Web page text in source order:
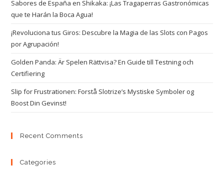
Sabores de España en Shikaka: ¡Las Tragaperras Gastronómicas
que te Harán la Boca Agua!
¡Revoluciona tus Giros: Descubre la Magia de las Slots con Pagos
por Agrupación!
Golden Panda: Är Spelen Rättvisa? En Guide till Testning och
Certifiering
Slip for Frustrationen: Forstå Slotrize’s Mystiske Symboler og
Boost Din Gevinst!
Recent Comments
Categories